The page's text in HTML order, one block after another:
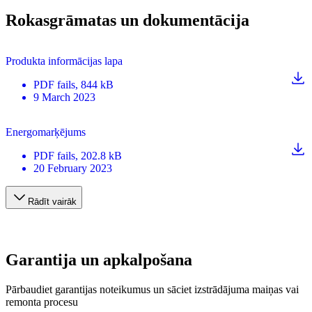
Rokasgrāmatas un dokumentācija
Produkta informācijas lapa
PDF fails, 844 kB
9 March 2023
Energomarķējums
PDF fails, 202.8 kB
20 February 2023
Rādīt vairāk
Garantija un apkalpošana
Pārbaudiet garantijas noteikumus un sāciet izstrādājuma maiņas vai
remonta procesu